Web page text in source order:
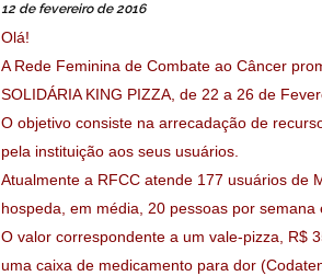
12 de fevereiro de 2016
Olá!
A Rede Feminina de Combate ao Câncer
SOLIDÁRIA KING PIZZA, de 22 a 26 de
O objetivo consiste na arrecadação de
pela instituição aos seus usuários.
Atualmente a RFCC atende 177 usuários de
hospeda, em média, 20 pessoas por semana
O valor correspondente a um vale-pizza, R$
uma caixa de medicamento para dor